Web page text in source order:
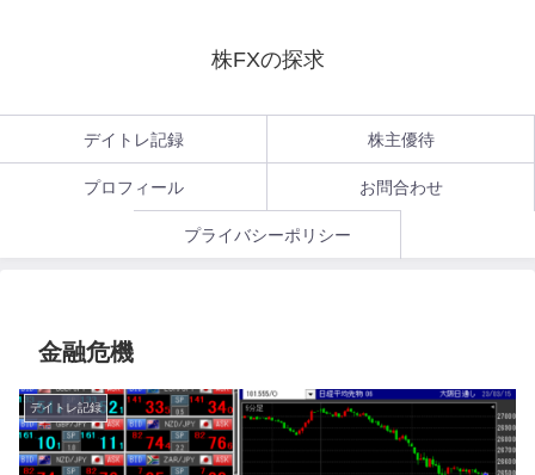
株FXの探求
デイトレ記録 株主優待
プロフィール お問合わせ
プライバシーポリシー
金融危機
デイトレ記録